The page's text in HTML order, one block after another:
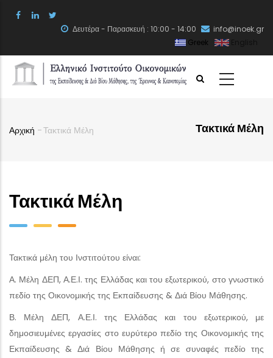
content
Δευτέρα - Παρασκευή : 10:00 - 14:00
info@inoek.gr
Greek
Τακτικά Μέλη
Breadcrumb
Αρχική -Τακτικά Μέλη
Τακτικά Μέλη
Τακτικά μέλη του Ινστιτούτου είναι:
Α. Μέλη ΔΕΠ, Α.Ε.Ι. της Ελλάδας και του εξωτερικού, στο γνωστικό
πεδίο της Οικονομικής της Εκπαίδευσης & Διά Βίου Μάθησης.
Β. Μέλη ΔΕΠ, Α.Ε.Ι. της Ελλάδας και του εξωτερικού, με
δημοσιευμένες εργασίες στο ευρύτερο πεδίο της Οικονομικής της
Εκπαίδευσης & Διά Βίου Μάθησης ή σε συναφές πεδίο της